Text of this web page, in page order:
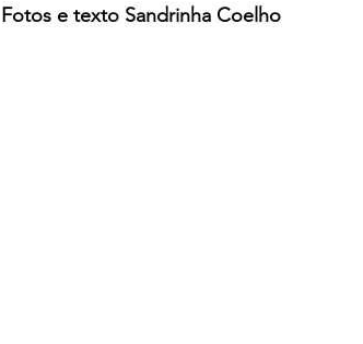
                                                Fotos e texto Sandrinha Coelho